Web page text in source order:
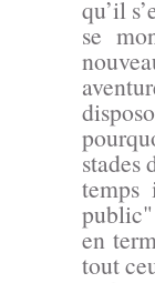
qu’il
se
stades
temps
public"
en
tout